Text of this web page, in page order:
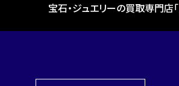
宝石・ジュエリーの買取専門店